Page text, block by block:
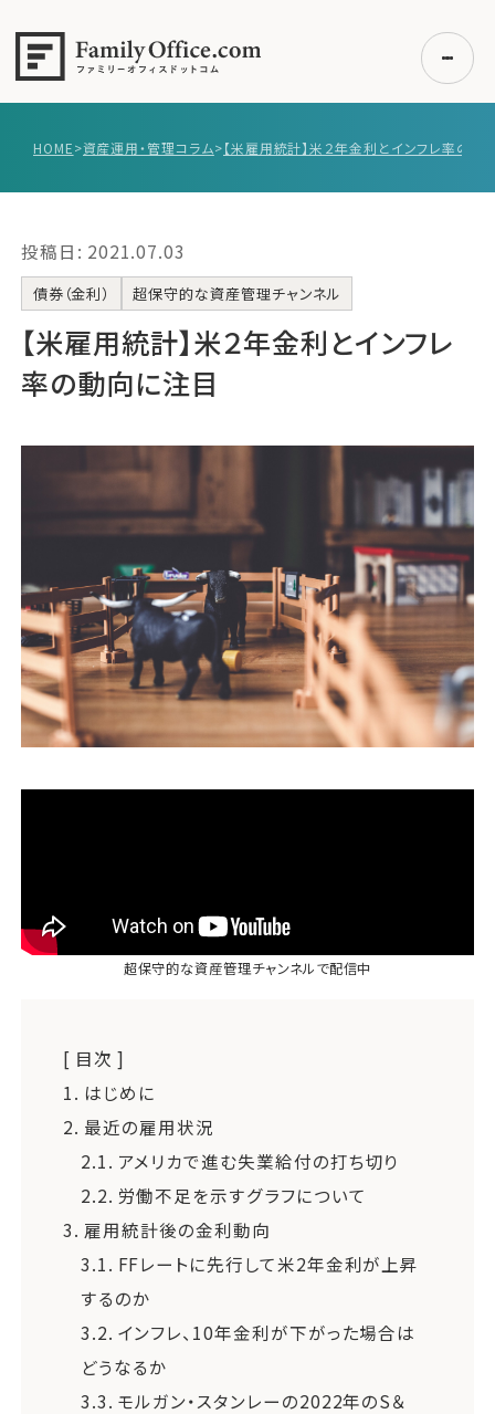
事例紹介
エキスパート一覧
無料講座
コラム
無料ご相談
運営会社
ファミリーオフィスとは
関連書籍
メールマガジン登録
よくある質問
HOME>資産運用・管理コラム>
投稿日: 2021.07.03
債券（金利） 超保守的な資産管理チャンネル
【米雇用統計】米２年金利とインフレ
率の動向に注目
超保守的な資産管理チャンネルで配信中
[ 目次 ]
1. はじめに
2. 最近の雇用状況
2.1. アメリカで進む失業給付の打ち切り
2.2. 労働不足を示すグラフについて
3. 雇用統計後の金利動向
3.1. FFレートに先行して米2年金利が上昇
するのか
3.2. インフレ、10年金利が下がった場合は
どうなるか
3.3. モルガン・スタンレーの2022年のS＆